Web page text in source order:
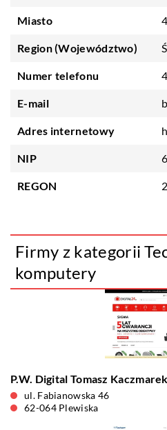
Miasto
Region (Województwo)
Numer telefonu
E-mail
Adres internetowy
NIP
REGON
Firmy z kategorii
komputery
P.W. Digital Tomasz Kaczmarek
ul. Fabianowska 46
62-064 Plewiska